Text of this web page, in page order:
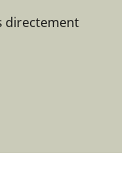
directement